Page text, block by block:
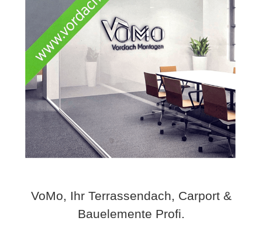
VoMo, Ihr Terrassendach, Carport &
Bauelemente Profi.